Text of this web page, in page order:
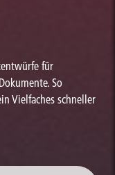
für
So
Vielfaches schneller